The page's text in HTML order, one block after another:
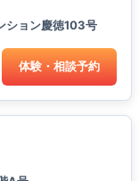
ション慶徳103号
体験・相談予約